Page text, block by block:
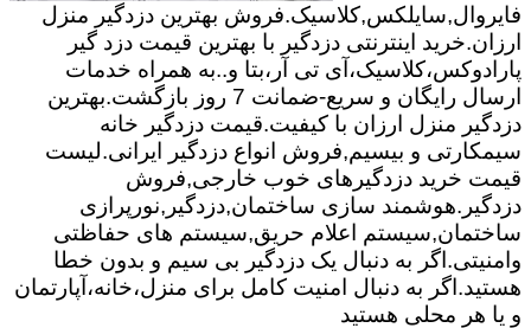
فایروال,سایلکس,کلاسیک.فروش بهترین دزدگیر منزل
ارزان.خرید اینترنتی دزدگیر با بهترین قیمت دزد گیر
پارادوکس،کلاسیک،آی تی آر،بتا و..به همراه خدمات
ارسال رایگان و سریع-ضمانت 7 روز بازگشت.بهترین
دزدگیر منزل ارزان با کیفیت.قیمت دزدگیر خانه
سیمکارتی و بیسیم,فروش انواع دزدگیر ایرانی.لیست
قیمت خرید دزدگیرهای خوب خارجی,فروش
دزدگیر.هوشمند سازی ساختمان,دزدگیر,نورپرازی
ساختمان,سیستم اعلام حریق,سیستم های حفاظتی
وامنیتی.اگر به دنبال یک دزدگیر بی سیم و بدون خطا
هستید.اگر به دنبال امنیت کامل برای منزل،خانه،آپارتمان
و یا هر محلی هستید